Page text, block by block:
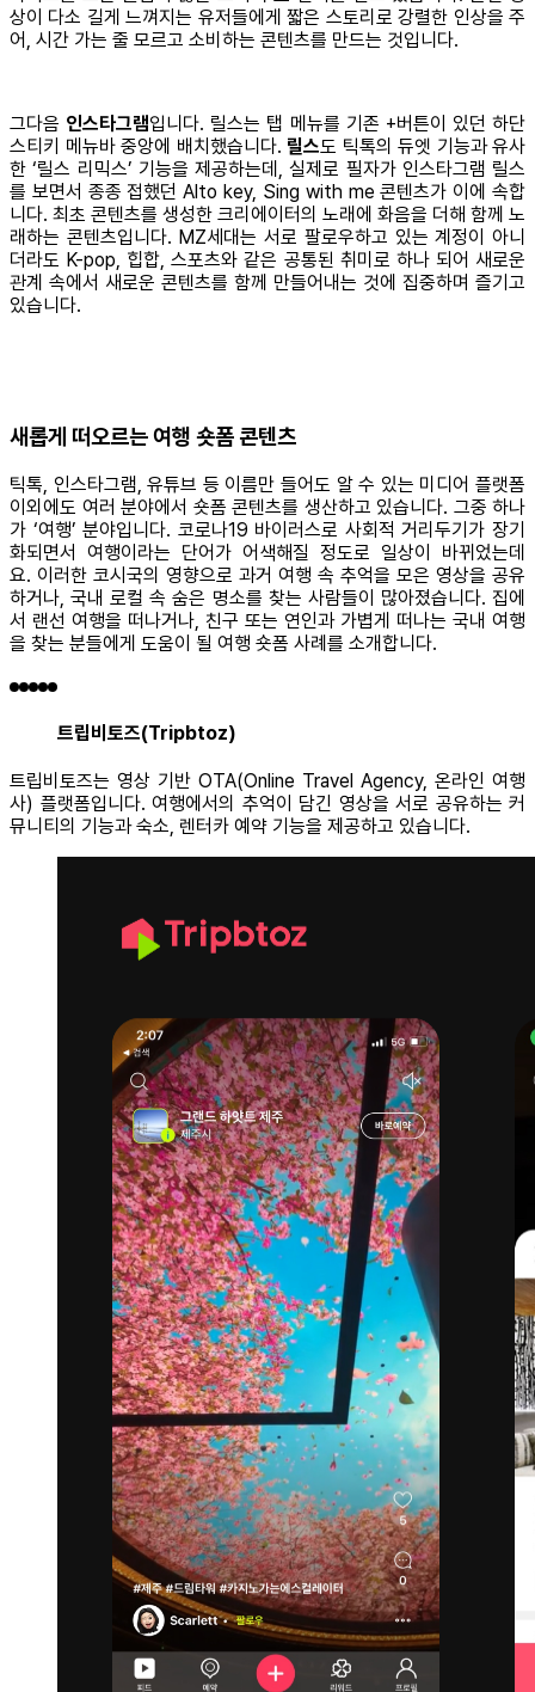
상이 다소 길게 느껴지는 유저들에게 짧은 스토리로 강렬한 인상을 주
어, 시간 가는 줄 모르고 소비하는 콘텐츠를 만드는 것입니다.
그다음 인스타그램입니다. 릴스는 탭 메뉴를 기존 +버튼이 있던 하단
스티키 메뉴바 중앙에 배치했습니다. 릴스도 틱톡의 듀엣 기능과 유사
한 ‘릴스 리믹스’ 기능을 제공하는데, 실제로 필자가 인스타그램 릴스
를 보면서 종종 접했던 Alto key, Sing with me 콘텐츠가 이에 속합
니다. 최초 콘텐츠를 생성한 크리에이터의 노래에 화음을 더해 함께 노
래하는 콘텐츠입니다. MZ세대는 서로 팔로우하고 있는 계정이 아니
더라도 K-pop, 힙합, 스포츠와 같은 공통된 취미로 하나 되어 새로운
관계 속에서 새로운 콘텐츠를 함께 만들어내는 것에 집중하며 즐기고
있습니다.
새롭게 떠오르는 여행 숏폼 콘텐츠
틱톡, 인스타그램, 유튜브 등 이름만 들어도 알 수 있는 미디어 플랫폼
이외에도 여러 분야에서 숏폼 콘텐츠를 생산하고 있습니다. 그중 하나
가 ‘여행’ 분야입니다. 코로나19 바이러스로 사회적 거리두기가 장기
화되면서 여행이라는 단어가 어색해질 정도로 일상이 바뀌었는데
요. 이러한 코시국의 영향으로 과거 여행 속 추억을 모은 영상을 공유
하거나, 국내 로컬 속 숨은 명소를 찾는 사람들이 많아졌습니다. 집에
서 랜선 여행을 떠나거나, 친구 또는 연인과 가볍게 떠나는 국내 여행
을 찾는 분들에게 도움이 될 여행 숏폼 사례를 소개합니다.
트립비토즈(Tripbtoz)
트립비토즈는 영상 기반 OTA(Online Travel Agency, 온라인 여행
사) 플랫폼입니다. 여행에서의 추억이 담긴 영상을 서로 공유하는 커
뮤니티의 기능과 숙소, 렌터카 예약 기능을 제공하고 있습니다.